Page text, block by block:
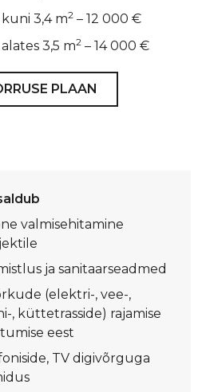
3,4 m2 – 12 000 €
3,5 m2 – 14 000 €
PLAAN
valmisehitamine
ja sanitaarseadmed
(elektri-, vee-,
, küttetrasside) rajamise
eest
TV digivõrguga